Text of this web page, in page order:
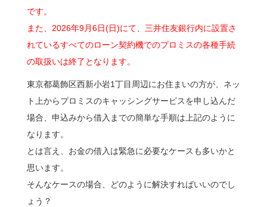
です。
また、2026年9月6日(日)にて、三井住友銀行内に設置さ
れているすべてのローン契約機でのプロミスの各種手続
の取扱いは終了となります。
東京都葛飾区西新小岩1丁目周辺にお住まいの方が、ネッ
ト上からプロミスのキャッシングサービスを申し込んだ
場合、申込みから借入までの簡単な手順は上記のように
なります。
とは言え、お金の借入は緊急に必要なケースも多いかと
思います。
そんなケースの場合、どのように解決すればいいのでし
ょう？